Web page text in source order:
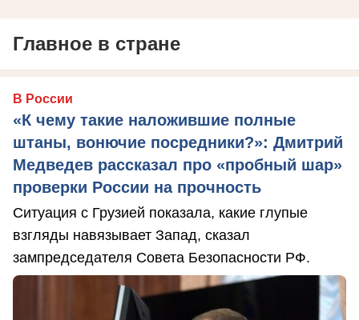
Главное в стране
В России
«К чему такие наложившие полные
штаны, вонючие посредники?»: Дмитрий
Медведев рассказал про «пробный шар»
проверки России на прочность
Ситуация с Грузией показала, какие глупые
взгляды навязывает Запад, сказал
зампредседателя Совета Безопасности РФ.